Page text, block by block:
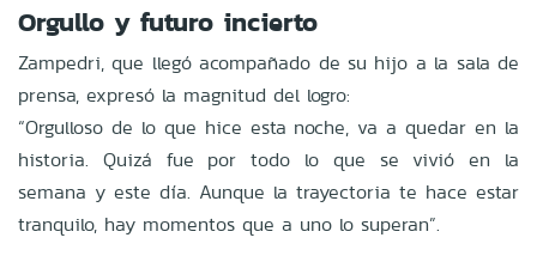
Orgullo y futuro incierto
Zampedri, que llegó acompañado de su hijo a la sala de
prensa, expresó la magnitud del logro:
“Orgulloso de lo que hice esta noche, va a quedar en la
historia. Quizá fue por todo lo que se vivió en la
semana y este día. Aunque la trayectoria te hace estar
tranquilo, hay momentos que a uno lo superan”.